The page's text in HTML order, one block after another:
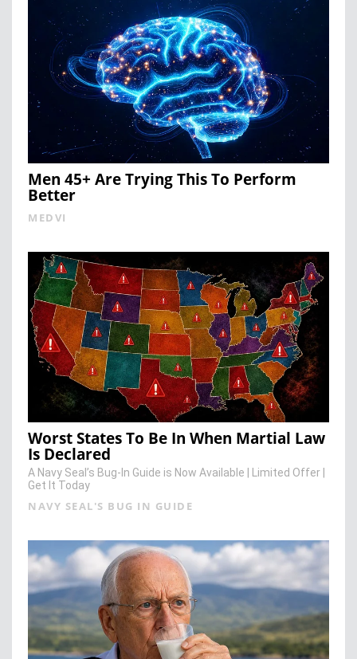
Men 45+ Are Trying This To Perform
Better
MEDVI
Worst States To Be In When Martial Law
Is Declared
A Navy Seal’s Bug-In Guide is Now Available | Limited Offer |
Get It Today
NAVY SEAL'S BUG IN GUIDE